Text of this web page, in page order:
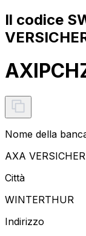
Il codice
Nome della
AXA
Città
WINTERTHUR
Indirizzo